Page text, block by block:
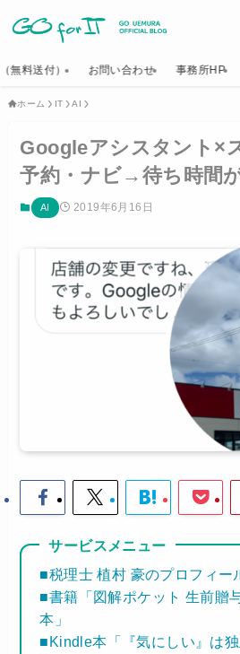
無料送付） お問い合わせ 事務所HP
ホーム IT AI
Googleアシスタント
予約・ナビ→待ち時間
AI 2019年6月16日
サービスメニュー
■税理士 植村 豪のプロフィー
■書籍「図解ポケット 生前贈
本」
■Kindle本「『気にしい』は